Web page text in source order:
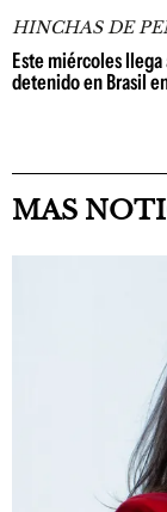
HINCHAS DE
Este miércoles
detenido en Brasil
MAS